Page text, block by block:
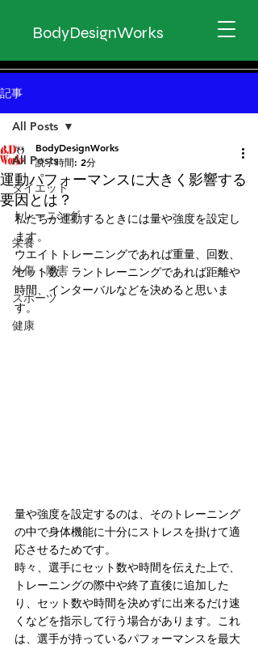
BodyDesignWorks
記事
All Posts
ダイエット
トレーニング
栄養
外傷・障害
スポーツ
健康
All Posts
運動パフォーマンスに大きく影響する
要因とは？
BodyDesignWorks
読了時間: 2分
私たちが運動するときには量や強度を設定し
ます。
ウエイトトレーニングであれば重量、回数、
セット数、ラントレーニングであれば距離や
時間、インターバルなどを決めると思いま
す。
量や強度を設定するのは、そのトレーニング
の中で身体機能に十分にストレスを掛けて適
応させるためです。
時々、選手にセット数や時間を伝えた上で、
トレーニングの際中や終了直後に追加した
り、セット数や時間を決めずに出来るだけ速
くなどを指示して行う場合があります。これ
は、選手が持っているパフォーマンスを最大